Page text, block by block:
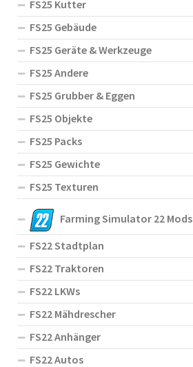
FS25 Kutter
FS25 Gebäude
FS25 Geräte & Werkzeuge
FS25 Andere
FS25 Grubber & Eggen
FS25 Objekte
FS25 Packs
FS25 Gewichte
FS25 Texturen
Farming Simulator 22 Mods
FS22 Stadtplan
FS22 Traktoren
FS22 LKWs
FS22 Mähdrescher
FS22 Anhänger
FS22 Autos